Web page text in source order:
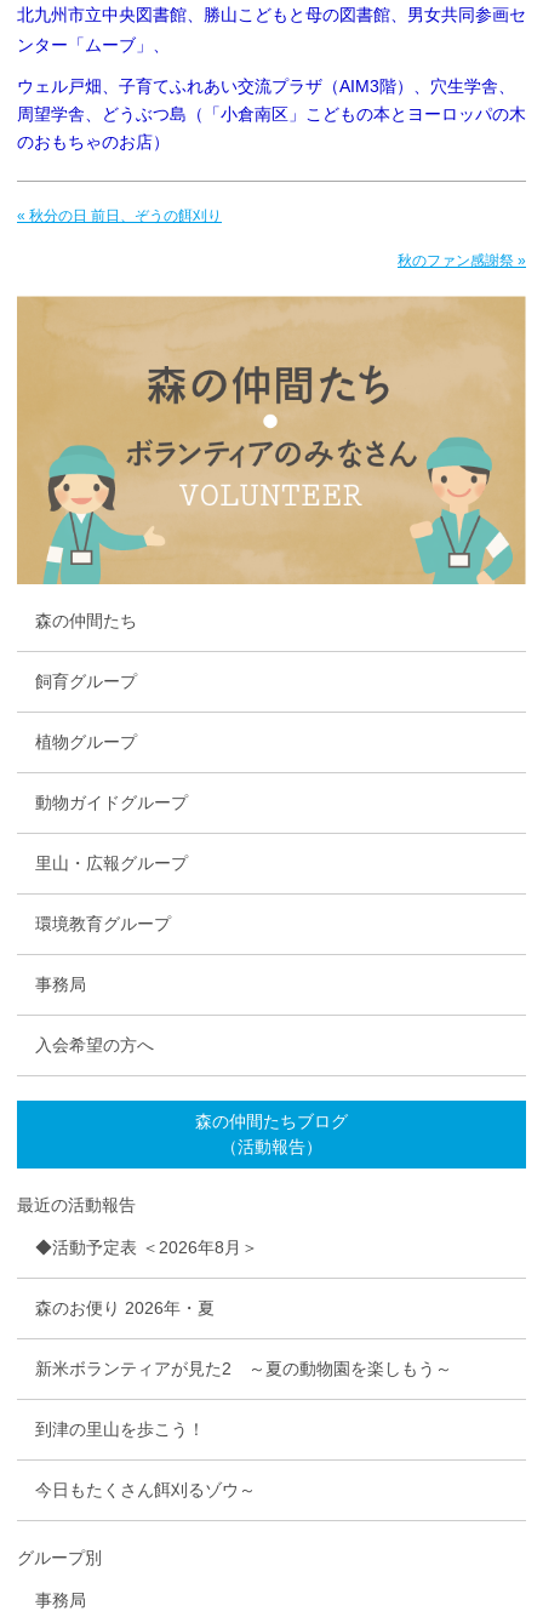
北九州市立中央図書館、勝山こどもと母の図書館、男女共同参画セ
ンター「ムーブ」、
ウェル戸畑、子育てふれあい交流プラザ（AIM3階）、穴生学舎、
周望学舎、どうぶつ島（「小倉南区」こどもの本とヨーロッパの木
のおもちゃのお店）
« 秋分の日 前日、ぞうの餌刈り
秋のファン感謝祭 »
森の仲間たち
飼育グループ
植物グループ
動物ガイドグループ
里山・広報グループ
環境教育グループ
事務局
入会希望の方へ
森の仲間たちブログ
（活動報告）
最近の活動報告
◆活動予定表 ＜2026年8月＞
森のお便り 2026年・夏
新米ボランティアが見た2 ～夏の動物園を楽しもう～
到津の里山を歩こう！
今日もたくさん餌刈るゾウ～
グループ別
事務局